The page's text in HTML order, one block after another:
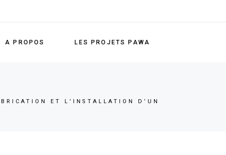
A PROPOS LES PROJETS PAWA
ET L’INSTALLATION D’UN